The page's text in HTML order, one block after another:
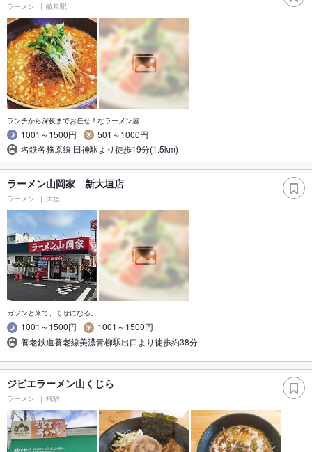
ラーメン 岐阜駅
ランチから深夜までお任せ！なラーメン屋
1001～1500円
501～1000円
名鉄各務原線 田神駅より徒歩19分(1.5km)
ラーメン山岡家 新大垣店
ラーメン 大垣
ガツンと来て、くせになる。
1001～1500円
1001～1500円
養老鉄道養老線美濃青柳駅出口より徒歩約38分
ジビエラーメン山くじら
ラーメン 飛騨